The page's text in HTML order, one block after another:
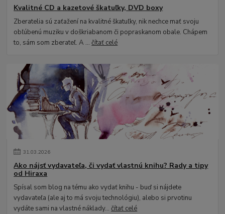
Kvalitné CD a kazetové škatuľky, DVD boxy
Zberatelia sú zaťažení na kvalitné škatuľky, nik nechce mať svoju
obľúbenú muziku v doškriabanom či popraskanom obale. Chápem
to, sám som zberateľ. A ...čítať celé
31.03.2026
Ako nájsť vydavateľa, či vydať vlastnú knihu? Rady a tipy
od Hiraxa
Spísal som blog na tému ako vydať knihu - buď si nájdete
vydavateľa (ale aj to má svoju technológiu), alebo si prvotinu
vydáte sami na vlastné náklady...čítať celé